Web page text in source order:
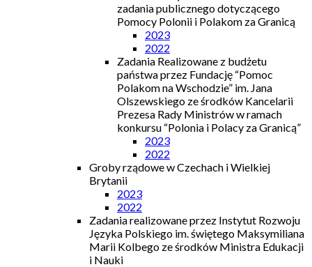
zadania publicznego dotyczącego
Pomocy Polonii i Polakom za Granicą
2023
2022
Zadania Realizowane z budżetu
państwa przez Fundację “Pomoc
Polakom na Wschodzie” im. Jana
Olszewskiego ze środków Kancelarii
Prezesa Rady Ministrów w ramach
konkursu “Polonia i Polacy za Granicą”
2023
2022
Groby rządowe w Czechach i Wielkiej
Brytanii
2023
2022
Zadania realizowane przez Instytut Rozwoju
Języka Polskiego im. świętego Maksymiliana
Marii Kolbego ze środków Ministra Edukacji
i Nauki